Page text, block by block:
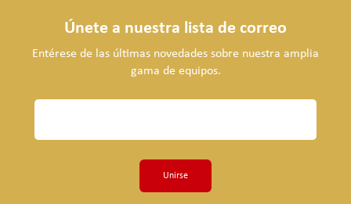
Únete a nuestra lista de correo
Entérese de las últimas novedades sobre nuestra amplia
gama de equipos.
Unirse